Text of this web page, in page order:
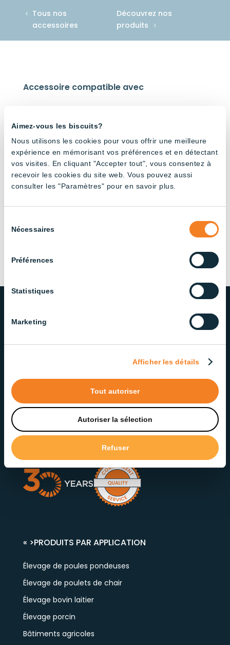
Aimez-vous les biscuits?
Nous utilisons les cookies pour vous offrir une meilleure
expérience en mémorisant vos préférences et en détectant
vos visites. En cliquant "Accepter tout", vous consentez à
recevoir les cookies du site web. Vous pouvez aussi
consulter les "Paramètres" pour en savoir plus.
duNécessaires
Préférences
Statistiques
Marketing
Afficher les détails
Tout autoriser
Autoriser la sélection
Refuser
Tous nos
accessoires
Découvrez nos
produits
Accessoire compatible avec
AWC –
Tubes
Haute
luminosi
(1x20W)
AWC –
Tubes
(1x18W)
– 4′
LA QUALITÉ ET LE SERVICE
Fière d’offrir des solutions d’éclairage fiables et de
qualité, notre équipe dévouée veille à offrir un
service exceptionnel à chaque étape.
Contactez notre service à la clientèle
« >PRODUITS PAR APPLICATION
Élevage de poules pondeuses
Élevage de poulets de chair
Élevage bovin laitier
Élevage porcin
Bâtiments agricoles